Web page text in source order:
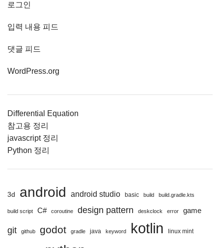
로그인
입력 내용 피드
댓글 피드
WordPress.org
Differential Equation
참고용 정리
javascript 정리
Python 정리
3d android android studio basic build build.gradle.kts
build script C# coroutine design pattern deskclock error game
git github godot gradle java keyword kotlin linux mint